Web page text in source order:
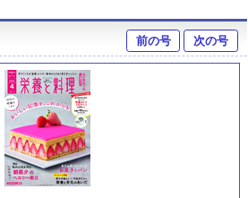
前の号 次の号